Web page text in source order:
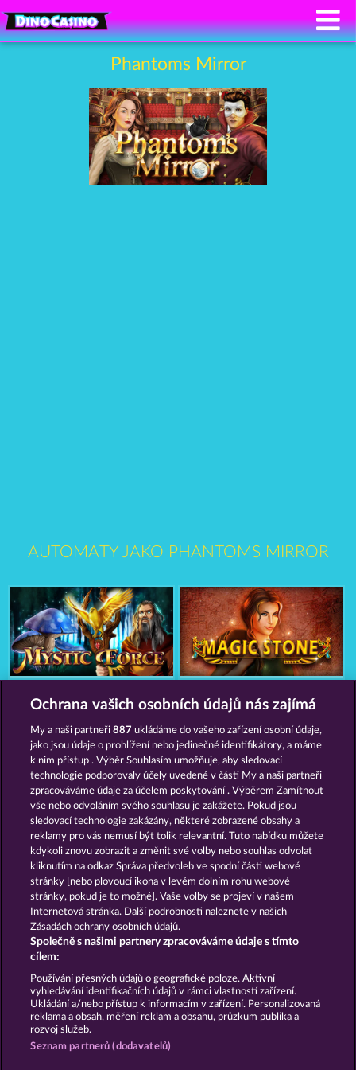
Phantoms Mirror
AUTOMATY JAKO PHANTOMS MIRROR
The Land of Heroes The Griffin
Podmínky Prohlášení o ochraně údajů
Kontakt Společnost Časté dotazy
Facebook Blog
Podat Žádost o Odstoupení
Ochrana vašich osobních údajů nás zajímá
My a naši partneři887 ukládáme do vašeho zařízení osobní údaje,
jako jsou údaje o prohlížení nebo jedinečné identifikátory, a máme
k nim přístup . Výběr Souhlasím umožňuje, aby sledovací
technologie podporovaly účely uvedené v části My a naši partneři
zpracováváme údaje za účelem poskytování . Výběrem Zamítnout
vše nebo odvoláním svého souhlasu je zakážete. Pokud jsou
sledovací technologie zakázány, některé zobrazené obsahy a
reklamy pro vás nemusí být tolik relevantní. Tuto nabídku můžete
kdykoli znovu zobrazit a změnit své volby nebo souhlas odvolat
kliknutím na odkaz Správa předvoleb ve spodní části webové
stránky [nebo plovoucí ikona v levém dolním rohu webové
stránky, pokud je to možné]. Vaše volby se projeví v našem
Internetová stránka. Další podrobnosti naleznete v našich
Zásadách ochrany osobních údajů.
Společně s našimi partnery zpracováváme údaje s tímto
cílem:
Používání přesných údajů o geografické poloze. Aktivní
vyhledávání identifikačních údajů v rámci vlastností zařízení.
Ukládání a/nebo přístup k informacím v zařízení. Personalizovaná
reklama a obsah, měření reklam a obsahu, průzkum publika a
rozvoj služeb.
Seznam partnerů (dodavatelů)